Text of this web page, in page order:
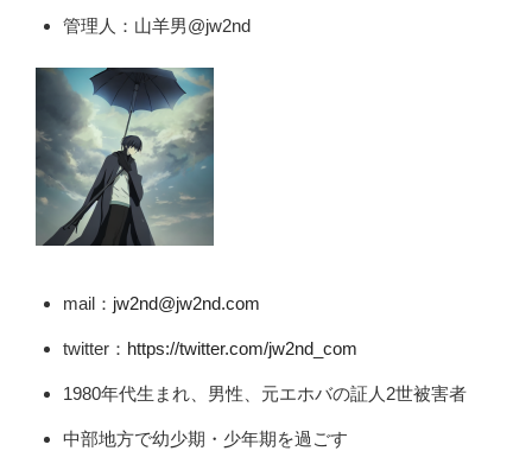
管理人：山羊男@jw2nd
mail： jw2nd@jw2nd.com
twitter： https://twitter.com/jw2nd_com
1980年代生まれ、男性、元エホバの証人2世被害者
中部地方で幼少期・少年期を過ごす